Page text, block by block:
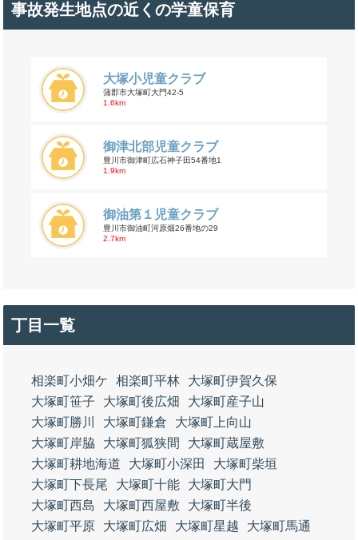
事故発生地点の近くの学童保育
大塚小児童クラブ
蒲郡市大塚町大門42-5
1.6km
御津北部児童クラブ
豊川市御津町広石神子田54番地1
1.9km
御油第１児童クラブ
豊川市御油町河原畑26番地の29
2.7km
丁目一覧
相楽町小畑ケ 相楽町平林
大塚町伊賀久保
大塚町笹子
大塚町後広畑
大塚町産子山
大塚町勝川
大塚町鎌倉
大塚町上向山
大塚町岸脇
大塚町狐狭間
大塚町蔵屋敷
大塚町耕地海道
大塚町小深田
大塚町柴垣
大塚町下長尾
大塚町十能
大塚町大門
大塚町西島
大塚町西屋敷
大塚町半後
大塚町平原
大塚町広畑 大塚町星越 大塚町馬通